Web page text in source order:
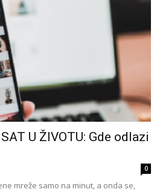
U ŽIVOTU: Gde odlazi
0
mreže samo na minut, a onda se,